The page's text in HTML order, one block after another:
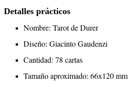
Detalles prácticos
Nombre: Tarot de Durer
Diseño: Giacinto Gaudenzi
Cantidad: 78 cartas
Tamaño aproximado: 66x120 mm